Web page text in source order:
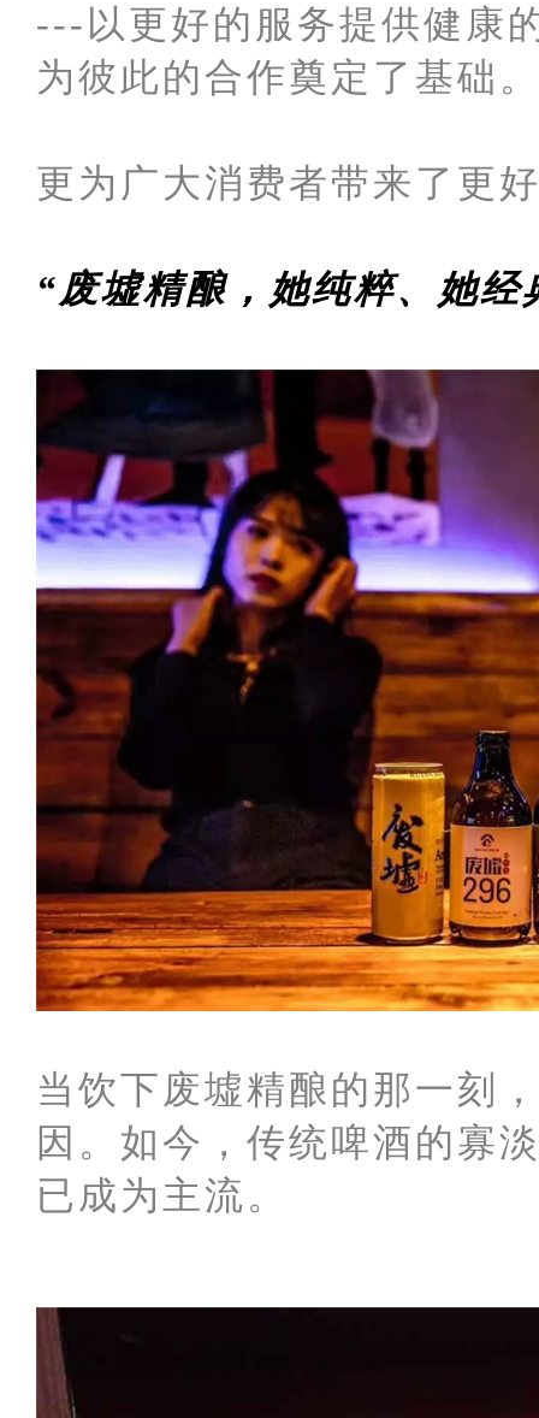
---以更好的服务提供健康
为彼此的合作奠定了基础
更为广大消费者带来了更
“废墟精酿，她纯粹、她
当饮下废墟精酿的那一刻
因。 如今，传统啤酒的寡
已成为主流。